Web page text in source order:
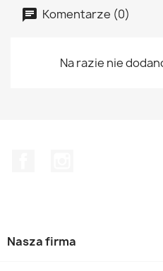
Komentarze (0)
Na razie nie
Nasza firma